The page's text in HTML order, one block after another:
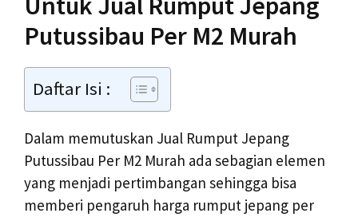
Putussibau Per M2 Murah
Daftar Isi :
Dalam memutuskan Jual Rumput Jepang
Putussibau Per M2 Murah ada sebagian elemen
yang menjadi pertimbangan sehingga bisa
memberi pengaruh harga rumput jepang per